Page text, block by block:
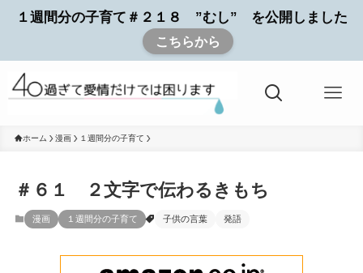
１週間分の子育て＃２１８ ”むし” を公開しました
こちらから
ホーム 漫画 １週間分の子育て
＃６１ ２文字で伝わるきもち
漫画 １週間分の子育て 子供の言葉 発語